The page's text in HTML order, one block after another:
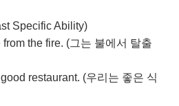
Specific Ability)
the fire. (그는 불에서 탈출
restaurant. (우리는 좋은 식